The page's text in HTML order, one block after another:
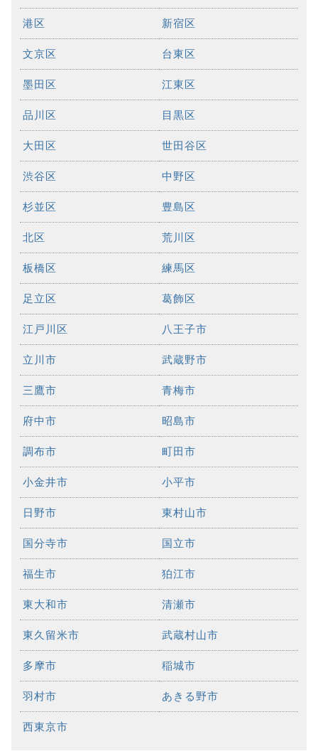
港区 新宿区
文京区 台東区
墨田区 江東区
品川区 目黒区
大田区 世田谷区
渋谷区 中野区
杉並区 豊島区
北区 荒川区
板橋区 練馬区
足立区 葛飾区
江戸川区 八王子市
立川市 武蔵野市
三鷹市 青梅市
府中市 昭島市
調布市 町田市
小金井市 小平市
日野市 東村山市
国分寺市 国立市
福生市 狛江市
東大和市 清瀬市
東久留米市 武蔵村山市
多摩市 稲城市
羽村市 あきる野市
西東京市